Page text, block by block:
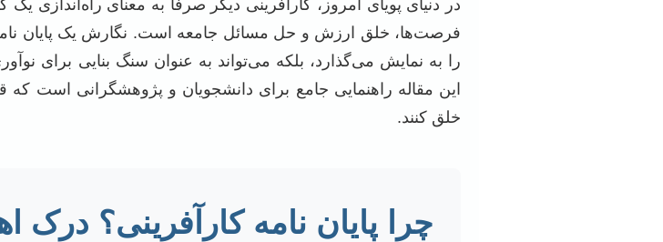
در دنیای پویای امروز، کارآفرینی دیگر صرفاً به معنای
فرصت‌ها، خلق ارزش و حل مسائل جامعه است. نگارش یک پایان
را به نمایش می‌گذارد، بلکه می‌تواند به عنوان سنگ بنایی برای
این مقاله راهنمایی جامع برای دانشجویان و پژوهشگرانی است که
خلق کنند.
چرا پایان نامه کارآفرینی؟